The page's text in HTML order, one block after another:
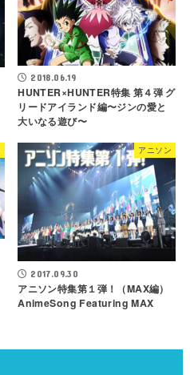
2018.06.19
HUNTER×HUNTER特集 第４弾 グ
リードアイランド編〜ジンの愛と
大いなる遊び〜
アニソン
2017.09.30
アニソン特集第１弾！（MAX編）
AnimeSong Featuring MAX